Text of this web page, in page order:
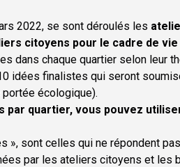
2022, se sont déroulés les
citoyens pour le cadre de
dans chaque quartier selon leur
idées finalistes qui seront
écologique).
quartier, vous pouvez
», sont celles qui ne répondent
par les ateliers citoyens et les